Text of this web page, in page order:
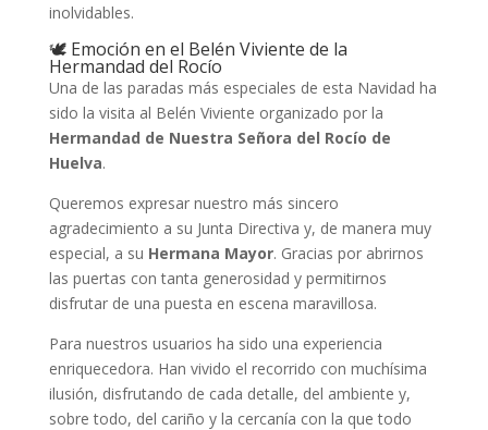
inolvidables.
🕊️ Emoción en el Belén Viviente de la
Hermandad del Rocío
Una de las paradas más especiales de esta Navidad ha
sido la visita al Belén Viviente organizado por la
Hermandad de Nuestra Señora del Rocío de
Huelva.
Queremos expresar nuestro más sincero
agradecimiento a su Junta Directiva y, de manera muy
especial, a su Hermana Mayor. Gracias por abrirnos
las puertas con tanta generosidad y permitirnos
disfrutar de una puesta en escena maravillosa.
Para nuestros usuarios ha sido una experiencia
enriquecedora. Han vivido el recorrido con muchísima
ilusión, disfrutando de cada detalle, del ambiente y,
sobre todo, del cariño y la cercanía con la que todo